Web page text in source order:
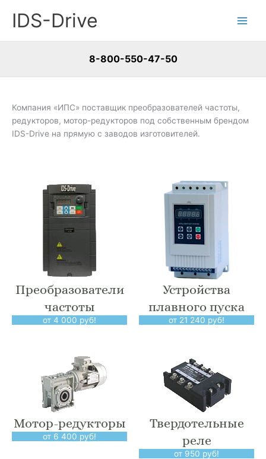
IDS-Drive
8-800-550-47-50
Компания «ИПС» поставщик преобразователей частоты,
редукторов, мотор-редукторов под собственным брендом
IDS-Drive на прямую с заводов изготовителей.
Преобразователи
частоты
от 4 000 руб!
Устройства
плавного пуска
от 21 240 руб!
Мотор-редукторы
от 6 400 руб!
Твердотельные
реле
от 950 руб!